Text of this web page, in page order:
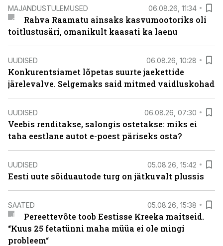
MAJANDUSTULEMUSED 06.08.26, 11:34
Rahva Raamatu ainsaks kasvumootoriks oli
toitlustusäri, omanikult kaasati ka laenu
UUDISED 06.08.26, 10:28
Konkurentsiamet lõpetas suurte jaekettide
järelevalve. Selgemaks said mitmed vaidluskohad
UUDISED 06.08.26, 07:30
Veebis renditakse, salongis ostetakse: miks ei
taha eestlane autot e-poest päriseks osta?
UUDISED 05.08.26, 15:42
Eesti uute sõiduautode turg on jätkuvalt plussis
SAATED 05.08.26, 15:38
Pereettevõte toob Eestisse Kreeka maitseid.
“Kuus 25 fetatünni maha müüa ei ole mingi
probleem“